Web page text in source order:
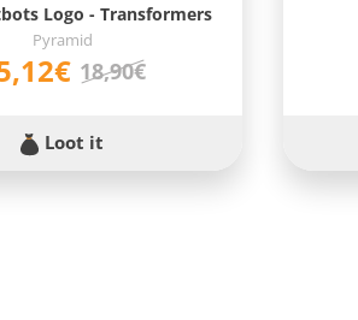
Logo - Transformers
Pyramid
18,90€
Loot it